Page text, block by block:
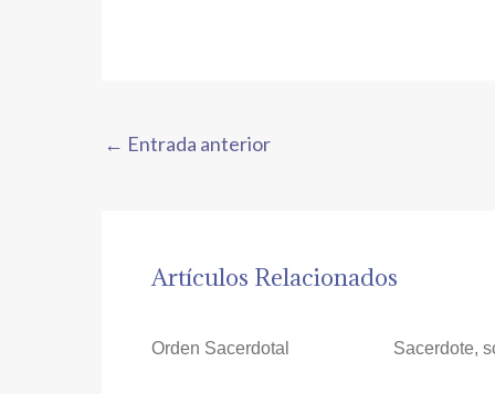
← Entrada anterior
Artículos Relacionados
Orden Sacerdotal Sacerdote,